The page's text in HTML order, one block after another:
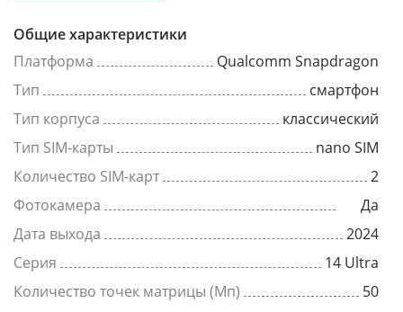
Общие характеристики
Платформа
Qualcomm Snapdragon
Тип
смартфон
Тип корпуса
классический
Тип SIM-карты
nano SIM
Количество SIM-карт
2
Фотокамера
Да
Дата выхода
2024
Серия
14 Ultra
Количество точек матрицы (Мп)
50